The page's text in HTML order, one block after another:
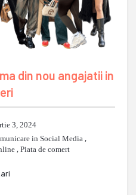
din nou angajatii in
3, 2024
in Social Media,
, Piata de comert